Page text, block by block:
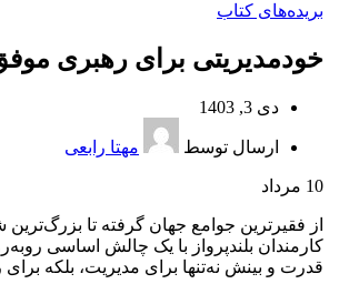
بریده‌های کتاب
خودمدیریتی برای رهبری
دی 3, 1403
ارسال توسط مهتا رابعی
10 مرداد
از فقیرترین جوامع جهان گرفته تا
کارمندان بلندپرواز با یک چالش اساسی
قدرت و بینش نه‌تنها برای مدیریت، بلکه